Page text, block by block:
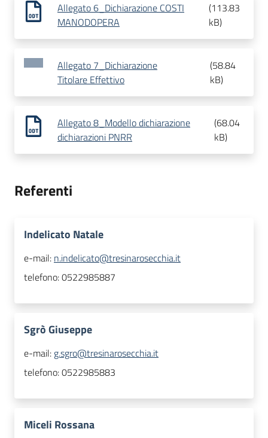
Allegato 6_Dichiarazione COSTI
MANODOPERA
(113.83
kB)
Allegato 7_Dichiarazione
Titolare Effettivo
(58.84
kB)
Allegato 8_Modello dichiarazione
dichiarazioni PNRR
(68.04
kB)
Referenti
Indelicato Natale
e-mail: n.indelicato@tresinarosecchia.it
telefono:0522985887
Sgrò Giuseppe
e-mail: g.sgro@tresinarosecchia.it
telefono:0522985883
Miceli Rossana